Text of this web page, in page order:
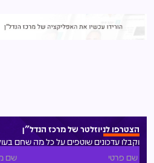
הצטרפו לניוזלטר של מרכז הנדל"ן
וקבלו עדכונים שוטפים על כל מה שחם